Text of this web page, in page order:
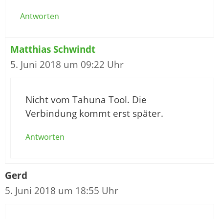
Antworten
Matthias Schwindt
5. Juni 2018 um 09:22 Uhr
Nicht vom Tahuna Tool. Die
Verbindung kommt erst später.
Antworten
Gerd
5. Juni 2018 um 18:55 Uhr